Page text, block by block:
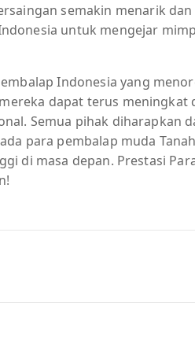
semakin menarik
untuk mengejar
Indonesia yang
dapat terus meningkat
Semua pihak diharapkan
para pembalap muda
di masa depan. Prestasi